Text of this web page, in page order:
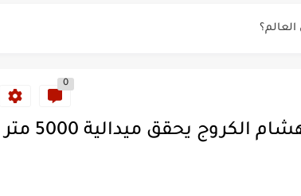
اسمها في تاريخ ألعاب القوى
قيادة اليسار المغربي
0
المغرب والتتويج الأولمبي(ح7) : هشام الكروج يحقق ميدالية 5000 متر